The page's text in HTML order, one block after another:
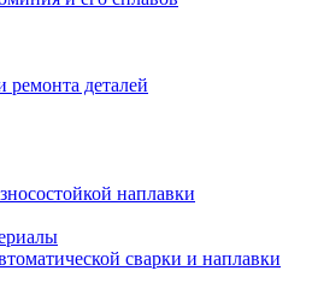
деталей
наплавки
сварки и наплавки